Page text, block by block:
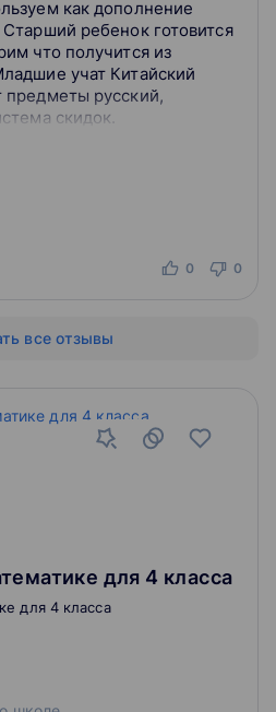
как дополнение
ребенок готовится
что получится из
учат Китайский
предметы русский,
скидок.
0 0
все отзывы
для 4 класса
для 4 класса